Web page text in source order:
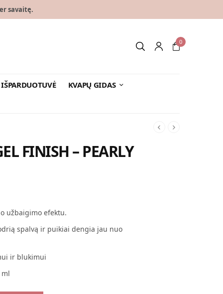
savaitę.
0
IŠPARDUOTUVĖ KVAPŲ GIDAS
FINISH – PEARLY
užbaigimo efektu.
spalvą ir puikiai dengia jau nuo
ir blukimui
ml